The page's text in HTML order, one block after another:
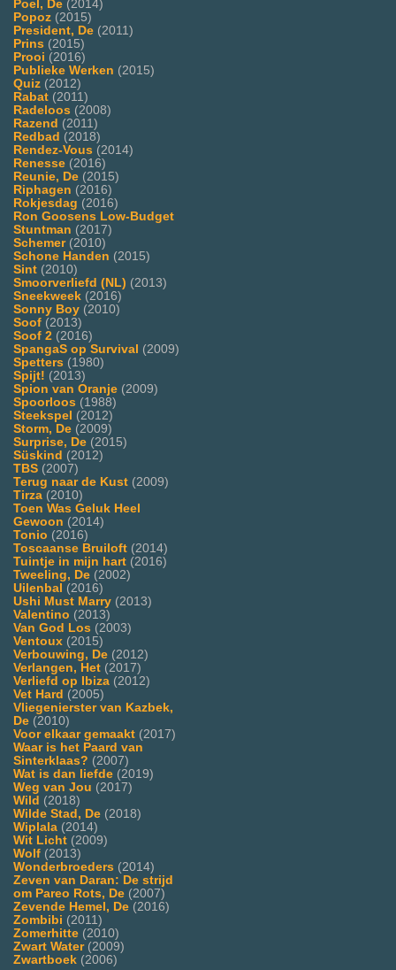
Poel, De (2014)
Popoz (2015)
President, De (2011)
Prins (2015)
Prooi (2016)
Publieke Werken (2015)
Quiz (2012)
Rabat (2011)
Radeloos (2008)
Razend (2011)
Redbad (2018)
Rendez-Vous (2014)
Renesse (2016)
Reunie, De (2015)
Riphagen (2016)
Rokjesdag (2016)
Ron Goosens Low-Budget
Stuntman (2017)
Schemer(2010)
Schone Handen (2015)
Sint (2010)
Smoorverliefd (NL) (2013)
Sneekweek (2016)
Sonny Boy (2010)
Soof (2013)
Soof 2 (2016)
SpangaS op Survival (2009)
Spetters (1980)
Spijt! (2013)
Spion van Oranje (2009)
Spoorloos (1988)
Steekspel (2012)
Storm, De (2009)
Surprise, De (2015)
Süskind (2012)
TBS (2007)
Terug naar de Kust (2009)
Tirza (2010)
Toen Was Geluk Heel
Gewoon (2014)
Tonio (2016)
Toscaanse Bruiloft (2014)
Tuintje in mijn hart (2016)
Tweeling, De (2002)
Uilenbal (2016)
Ushi Must Marry (2013)
Valentino (2013)
Van God Los (2003)
Ventoux (2015)
Verbouwing, De (2012)
Verlangen, Het (2017)
Verliefd op Ibiza (2012)
Vet Hard (2005)
Vliegenierster van Kazbek,
De (2010)
Voor elkaar gemaakt (2017)
Waar is het Paard van
Sinterklaas? (2007)
Wat is dan liefde (2019)
Weg van Jou (2017)
Wild (2018)
Wilde Stad, De (2018)
Wiplala (2014)
Wit Licht (2009)
Wolf (2013)
Wonderbroeders (2014)
Zeven van Daran: De strijd
om Pareo Rots, De (2007)
Zevende Hemel, De (2016)
Zombibi (2011)
Zomerhitte (2010)
Zwart Water(2009)
Zwartboek (2006)